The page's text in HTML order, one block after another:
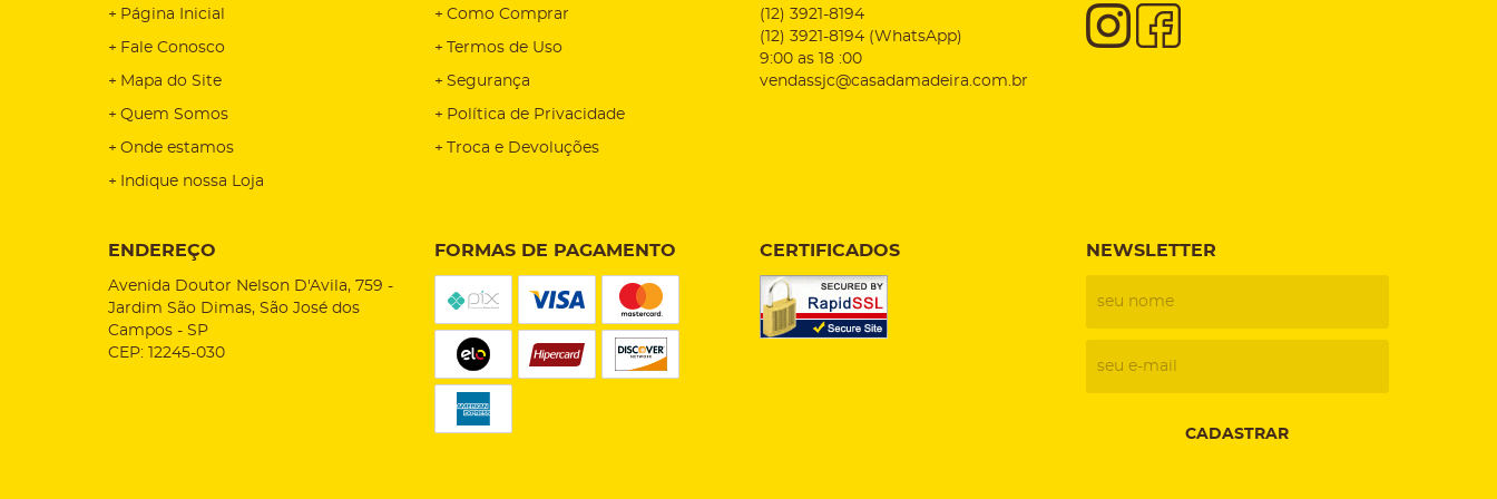
Página Inicial
Fale Conosco
Mapa do Site
Quem Somos
Onde estamos
Indique nossa Loja
Como Comprar
Termos de Uso
Segurança
Política de Privacidade
Troca e Devoluções
(12) 3921-8194
(12) 3921-8194 (WhatsApp)
9:00 as 18 :00
vendassjc@casadamadeira.com.br
ENDEREÇO
Avenida Doutor Nelson D'Avila, 759 -
Jardim São Dimas, São José dos
Campos - SP
CEP: 12245-030
FORMAS DE PAGAMENTO CERTIFICADOS NEWSLETTER
CADASTRAR